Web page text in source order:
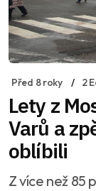
Před 8 roky 2
Lety z
Varů a
oblíbili
Z více než 85